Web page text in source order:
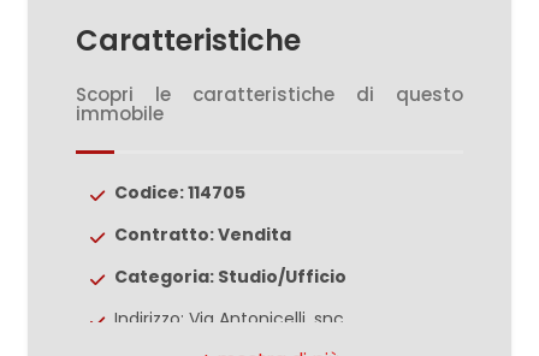
Caratteristiche
Scopri le caratteristiche di questo
immobile
Codice: 114705
Contratto: Vendita
Categoria: Studio/Ufficio
Indirizzo: Via Antonicelli, snc
Bagni
Qualsiasi